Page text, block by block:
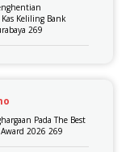
Keliling Bank
269
Pada The Best
2026 269